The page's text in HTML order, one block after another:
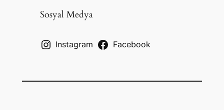
Sosyal Medya
Instagram Facebook